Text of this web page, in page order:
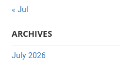
« Jul
ARCHIVES
July 2026